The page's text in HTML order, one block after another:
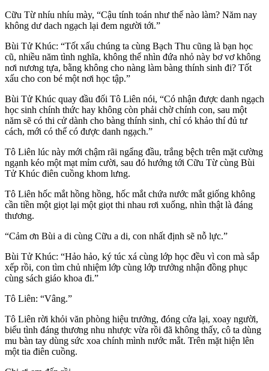
Cữu Từ nhíu nhíu mày, “Cậu tính toán như thế nào làm? Năm nay
không dư dach ngạch lại đem người tới.”
Bùi Tử Khúc: “Tốt xấu chúng ta cùng Bạch Thu cũng là bạn học
cũ, nhiều năm tình nghĩa, không thể nhìn đứa nhỏ này bơ vơ không
nơi nương tựa, bằng không cho nàng làm bàng thính sinh đi? Tốt
xấu cho con bé một nơi học tập.”
Bùi Tử Khúc quay đầu đối Tô Liên nói, “Có nhận được danh ngạch
học sinh chính thức hay không còn phải chờ chính con, sau một
năm sẽ có thi cử dành cho bàng thính sinh, chỉ có khảo thí đủ tư
cách, mới có thể có được danh ngạch.”
Tô Liên lúc này mới chậm rãi ngẩng đầu, trắng bệch trên mặt cường
ngạnh kéo một mạt mỉm cười, sau đó hướng tới Cữu Từ cùng Bùi
Tử Khúc điên cuồng khom lưng.
Tô Liên hốc mắt hồng hồng, hốc mắt chứa nước mắt giống không
cần tiền một giọt lại một giọt thi nhau rơi xuống, nhìn thật là đáng
thương.
“Cảm ơn Bùi a di cùng Cữu a di, con nhất định sẽ nỗ lực.”
Bùi Tử Khúc: “Hảo hảo, ký túc xá cùng lớp học đều vì con mà sắp
xếp rồi, con tìm chủ nhiệm lớp cùng lớp trưởng nhận đồng phục
cùng sách giáo khoa đi.”
Tô Liên: “Vâng.”
Tô Liên rời khỏi văn phòng hiệu trưởng, đóng cửa lại, xoay người,
biểu tình đáng thương nhu nhược vừa rồi đã không thấy, cô ta dùng
mu bàn tay dùng sức xoa chính mình nước mắt. Trên mặt hiện lên
một tia điên cuồng.